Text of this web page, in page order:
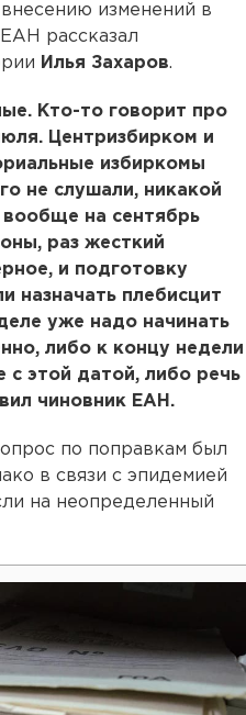
изменений в
рассказал
Илья Захаров.
Кто-то говорит про
Центризбирком и
избиркомы
не слушали, никакой
на сентябрь
раз жесткий
и подготовку
назначать плебисцит
уже надо начинать
либо к концу недели
с этой датой, либо речь
чиновник ЕАН.
по поправкам был
в связи с эпидемией
на неопределенный